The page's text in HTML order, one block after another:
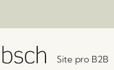
Site pro B2B